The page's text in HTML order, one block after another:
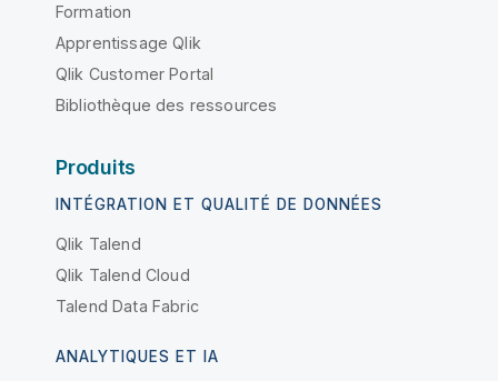
Formation
Apprentissage Qlik
Qlik Customer Portal
Bibliothèque des ressources
Produits
INTÉGRATION ET QUALITÉ DE DONNÉES
Qlik Talend
Qlik Talend Cloud
Talend Data Fabric
ANALYTIQUES ET IA